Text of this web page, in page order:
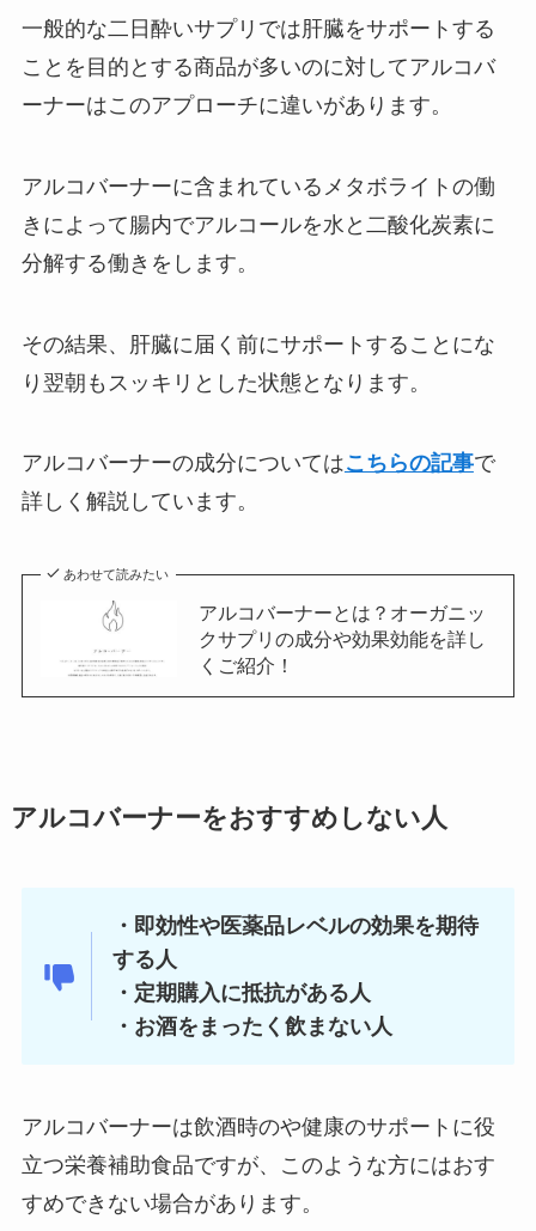
一般的な二日酔いサプリでは肝臓をサポートする
ことを目的とする商品が多いのに対してアルコバ
ーナーはこのアプローチに違いがあります。
アルコバーナーに含まれているメタボライトの働
きによって腸内でアルコールを水と二酸化炭素に
分解する働きをします。
その結果、肝臓に届く前にサポートすることにな
り翌朝もスッキリとした状態となります。
アルコバーナーの成分についてはこちらの記事で
詳しく解説しています。
あわせて読みたい
アルコバーナーとは？オーガニッ
クサプリの成分や効果効能を詳し
くご紹介！
アルコバーナーをおすすめしない人
・即効性や医薬品レベルの効果を期待
する人
・定期購入に抵抗がある人
・お酒をまったく飲まない人
アルコバーナーは飲酒時のや健康のサポートに役
立つ栄養補助食品ですが、このような方にはおす
すめできない場合があります。